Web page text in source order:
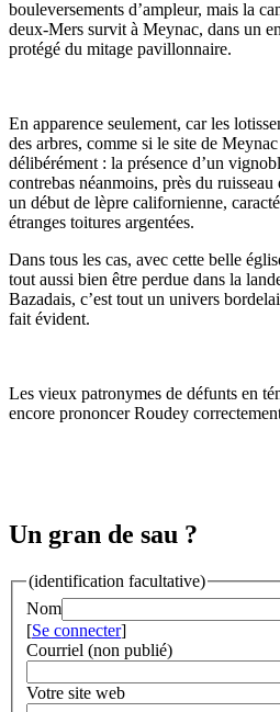
bouleversements d’ampleur, mais la
deux-Mers survit à Meynac, dans un
protégé du mitage pavillonnaire.
En apparence seulement, car les
des arbres, comme si le site de
délibérément : la présence d’un
contrebas néanmoins, près du
un début de lèpre californienne,
étranges toitures argentées.
Dans tous les cas, avec cette belle
tout aussi bien être perdue dans la
Bazadais, c’est tout un univers
fait évident.
Les vieux patronymes de défunts en
encore prononcer Roudey
Un gran de sau ?
(identification facultative)
Nom
[Se connecter]
Courriel (non publié)
Votre site web